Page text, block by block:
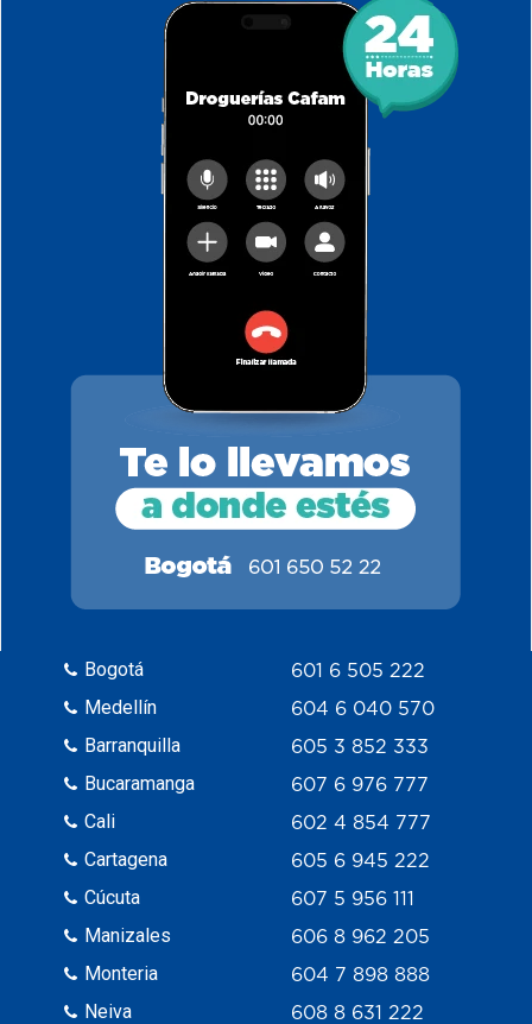
Bogotá
Medellín
Barranquilla
Bucaramanga
Cali
Cartagena
Cúcuta
Manizales
Monteria
Neiva
601 6 505 222
604 6 040 570
605 3 852 333
607 6 976 777
602 4 854 777
605 6 945 222
607 5 956 111
606 8 962 205
604 7 898 888
608 8 631 222